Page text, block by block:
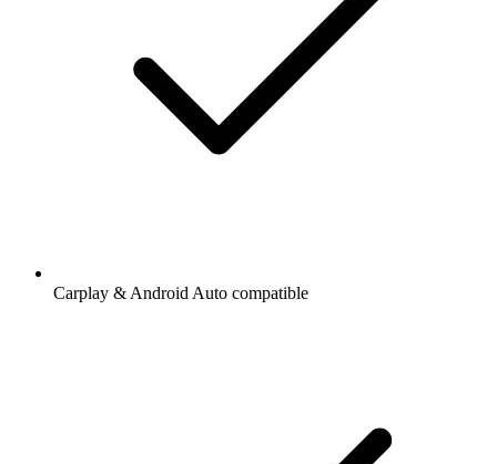
Carplay & Android Auto compatible